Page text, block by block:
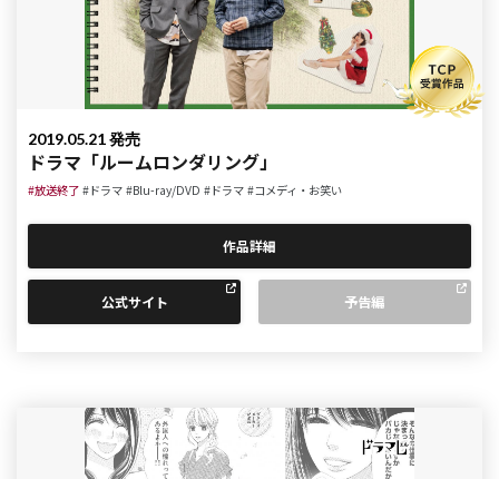
2019.05.21 発売
ドラマ「ルームロンダリング」
#放送終了 #ドラマ #Blu-ray/DVD #ドラマ #コメディ・お笑い
作品詳細
公式サイト 予告編